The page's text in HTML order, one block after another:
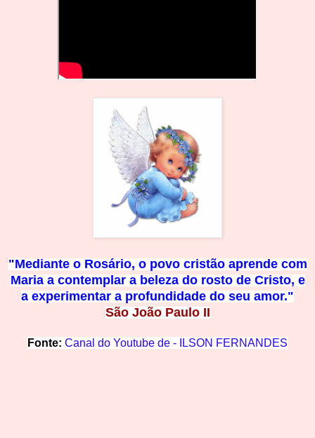
"Mediante o Rosário, o povo cristão aprende com
Maria a contemplar a beleza do rosto de Cristo, e
a experimentar a profundidade do seu amor."
São João Paulo II
Fonte: Canal do Youtube de - ILSON FERNAN DES